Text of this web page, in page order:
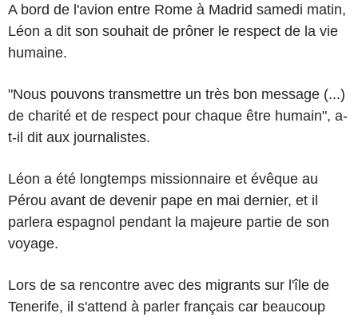
A bord de l'avion entre Rome à Madrid samedi matin,
Léon a dit son souhait de prôner le respect de la vie
humaine.
"Nous pouvons transmettre un très bon message (...)
de charité et de respect pour chaque être humain", a-
t-il dit aux journalistes.
Léon a été longtemps missionnaire et évêque au
Pérou avant de devenir pape en mai dernier, et il
parlera espagnol pendant la majeure partie de son
voyage.
Lors de sa rencontre avec des migrants sur l'île de
Tenerife, il s'attend à parler français car beaucoup